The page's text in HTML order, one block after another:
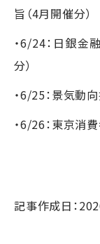
旨（4月開催分）
・6/24：日銀金
分）
・6/25：景気動
・6/26：東京消
記事作成日：